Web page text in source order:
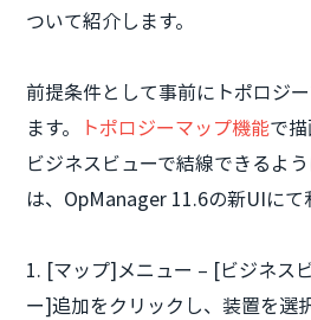
ついて紹介します。
前提条件として事前にトポロジ
ます。
トポロジーマップ機能で
ビジネスビューで結線できるよ
は、OpManager 11.6の新UIにて
1. [マップ]メニュー – [ビジネス
ー]追加をクリックし、装置を選